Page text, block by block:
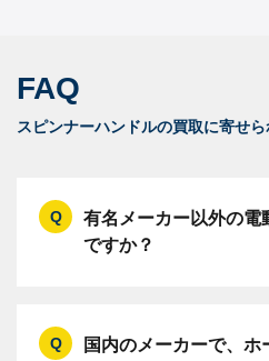
FAQ
スピンナーハンドルの買取に寄せ
有名メーカー以外の電
ですか？
国内のメーカーで、